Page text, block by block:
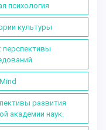
психология
культуры
перспективы
развития
академии наук.